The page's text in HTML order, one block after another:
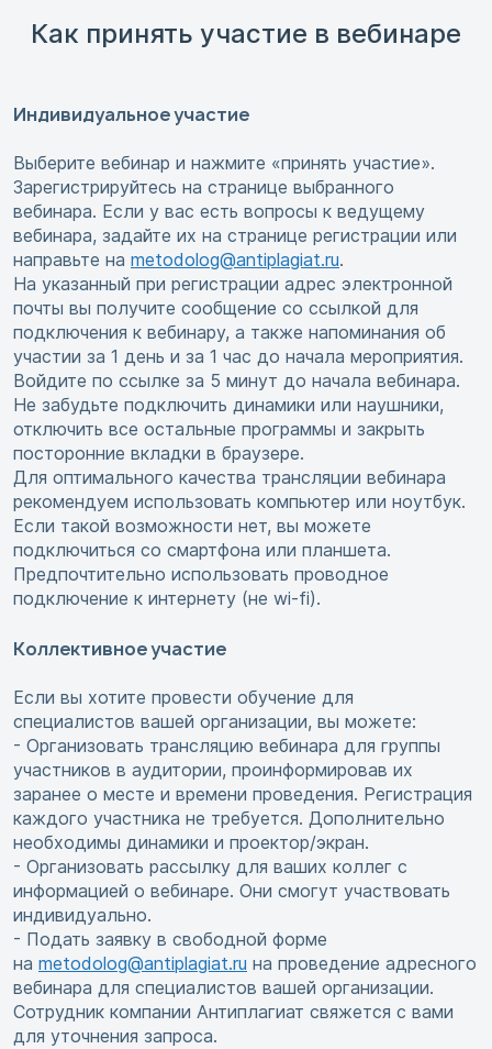
Как принять участие в вебинаре
Индивидуальное участие
Выберите вебинар и нажмите «принять участие».
Зарегистрируйтесь на странице выбранного
вебинара. Если у вас есть вопросы к ведущему
вебинара, задайте их на странице регистрации или
направьте на metodolog@antiplagiat.ru.
На указанный при регистрации адрес электронной
почты вы получите сообщение со ссылкой для
подключения к вебинару, а также напоминания об
участии за 1 день и за 1 час до начала мероприятия.
Войдите по ссылке за 5 минут до начала вебинара.
Не забудьте подключить динамики или наушники,
отключить все остальные программы и закрыть
посторонние вкладки в браузере.
Для оптимального качества трансляции вебинара
рекомендуем использовать компьютер или ноутбук.
Если такой возможности нет, вы можете
подключиться со смартфона или планшета.
Предпочтительно использовать проводное
подключение к интернету (не wi-fi).
Коллективное участие
Если вы хотите провести обучение для
специалистов вашей организации, вы можете:
- Организовать трансляцию вебинара для группы
участников в аудитории, проинформировав их
заранее о месте и времени проведения. Регистрация
каждого участника не требуется. Дополнительно
необходимы динамики и проектор/экран.
- Организовать рассылку для ваших коллег с
информацией о вебинаре. Они смогут участвовать
индивидуально.
- Подать заявку в свободной форме
на metodolog@antiplagiat.ru на проведение адресного
вебинара для специалистов вашей организации.
Сотрудник компании Антиплагиат свяжется с вами
для уточнения запроса.